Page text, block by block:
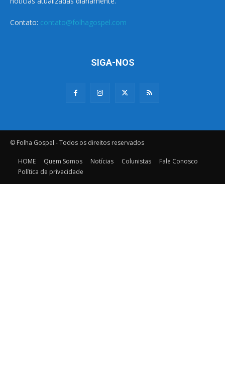
Contato: contato@folhagospel.com
SIGA-NOS
© Folha Gospel - Todos os direitos reservados
HOME Quem Somos Notícias Colunistas
Fale Conosco
Política de privacidade